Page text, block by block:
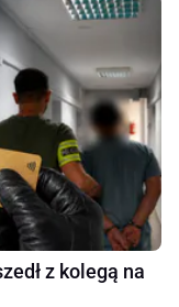
z kolegą na